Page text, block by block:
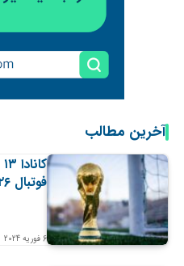
آخرین مطالب
فوتبال ۲۰۲۶ میزبان خواهد کرد
6 فوریه 2024